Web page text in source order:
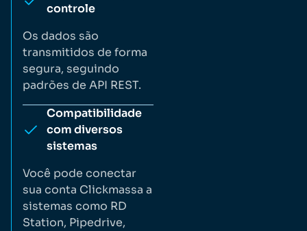
controle
Os dados são
transmitidos de forma
segura, seguindo
padrões de API REST.
Compatibilidade
com diversos
sistemas
Você pode conectar
sua conta Clickmassa a
sistemas como RD
Station, Pipedrive,